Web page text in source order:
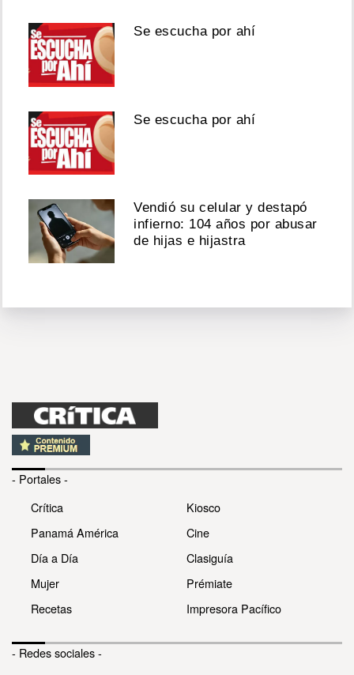
Se escucha por ahí
Se escucha por ahí
Vendió su celular y destapó
infierno: 104 años por abusar
de hijas e hijastra
- Portales -
Crítica
Panamá América
Día a Día
Mujer
Recetas
Kiosco
Cine
Clasiguía
Prémiate
Impresora Pacífico
- Redes sociales -